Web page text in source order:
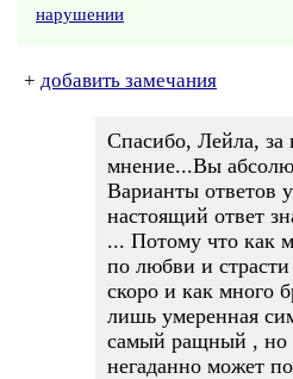
нарушении
+ добавить замечания
Спасибо, Лейла, за
мнение...Вы
Варианты ответов
настоящий ответ
... Потому что как
по любви и страсти
скоро и как много
лишь умеренная
самый ращный , но
негаданно может